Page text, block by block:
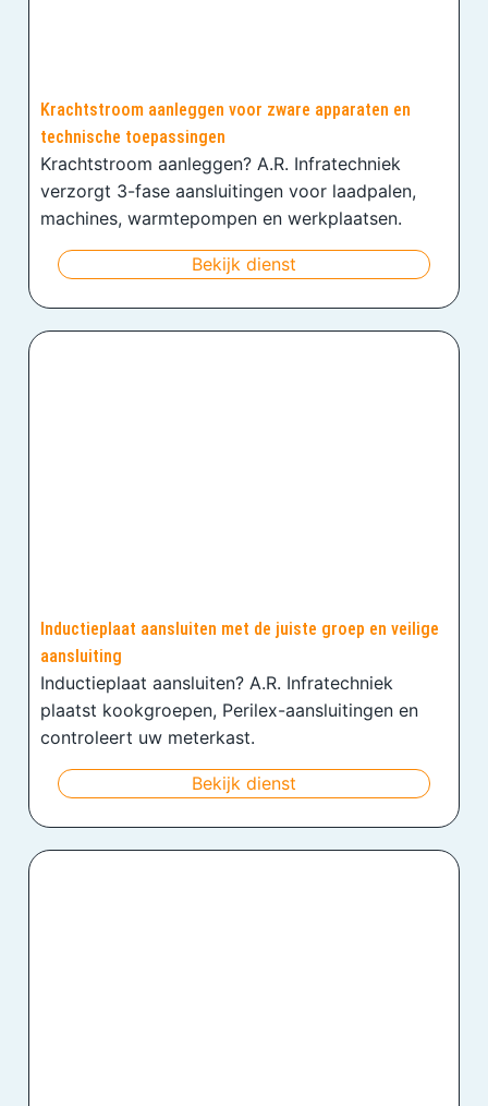
Krachtstroom aanleggen voor zware apparaten en
technische toepassingen
Krachtstroom aanleggen? A.R. Infratechniek
verzorgt 3-fase aansluitingen voor laadpalen,
machines, warmtepompen en werkplaatsen.
Bekijk dienst
Inductieplaat aansluiten met de juiste groep en veilige
aansluiting
Inductieplaat aansluiten? A.R. Infratechniek
plaatst kookgroepen, Perilex-aansluitingen en
controleert uw meterkast.
Bekijk dienst